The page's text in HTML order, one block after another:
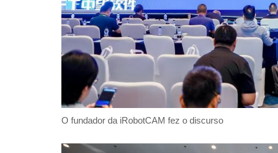
O fundador da iRobotCAM fez o discurso